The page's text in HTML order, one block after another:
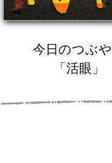
今日のつぶ
「活眼」